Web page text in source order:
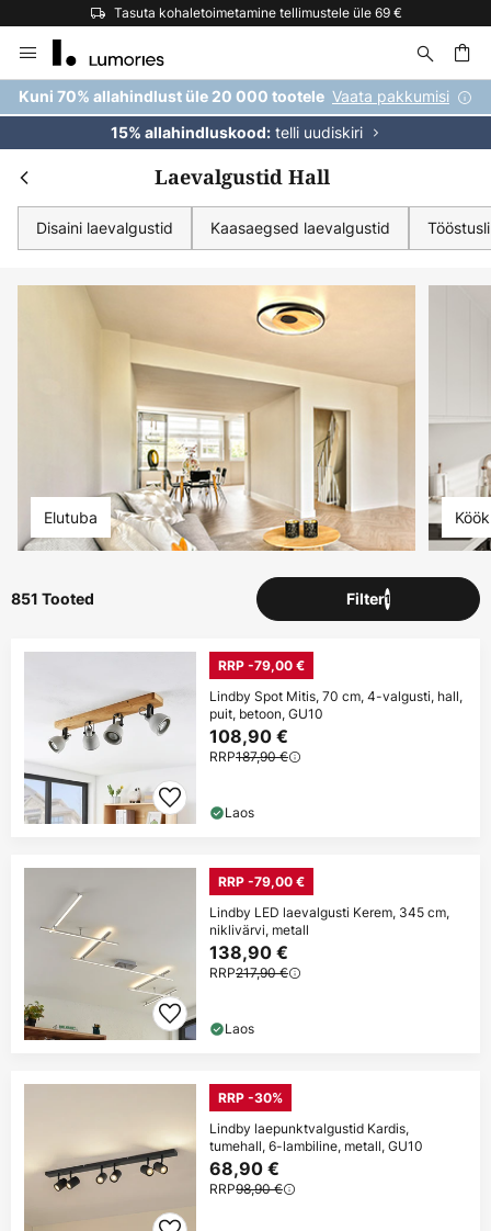
Tasuta kohaletoimetamine tellimustele üle 69 €
to
Content
Kuni 70% allahindlust üle 20 000 tootele Vaata pakkumisi
15% allahindluskood:telli uudiskiri
Laevalgustid Hall
Disaini laevalgustid Kaasaegsed laevalgustid
Elutuba Köök
851 Tooted Filter1
RRP -79,00 €
Lindby Spot Mitis, 70 cm, 4-valgusti, hall,
puit, betoon, GU10
108,90 €
RRP187,90 €
Laos
RRP -79,00 €
Lindby LED laevalgusti Kerem, 345 cm,
niklivärvi, metall
138,90 €
RRP217,90 €
Laos
RRP -30%
Lindby laepunktvalgustid Kardis,
tumehall, 6-lambiline, metall, GU10
68,90 €
RRP98,90 €